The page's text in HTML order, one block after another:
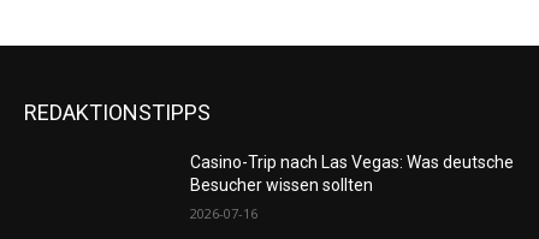
REDAKTIONSTIPPS
Casino-Trip nach Las Vegas: Was deutsche
Besucher wissen sollten
2026-07-16